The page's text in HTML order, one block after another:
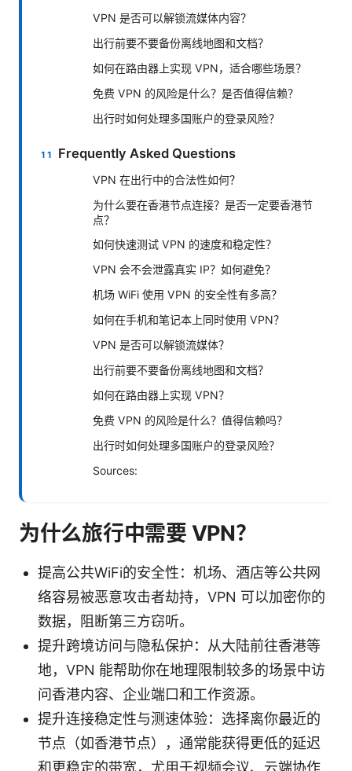
VPN 是否可以解锁流媒体内容？
出行前要不要备份离线地图和文档？
如何在路由器上实现 VPN，适合哪些场景？
免费 VPN 的风险是什么？是否值得信赖？
出行时如何处理多国账户的登录风险？
Frequently Asked Questions
VPN 在出行中的合法性如何？
为什么要在香港节点连接？是否一定要香港节
点？
如何快速测试 VPN 的速度和稳定性？
VPN 会不会泄露真实 IP？如何避免？
机场 WiFi 使用 VPN 的安全性有多高？
如何在手机和笔记本上同时使用 VPN？
VPN 是否可以解锁流媒体？
出行前要不要备份离线地图和文档？
如何在路由器上实现 VPN？
免费 VPN 的风险是什么？值得信赖吗？
出行时如何处理多国账户的登录风险？
Sources:
为什么旅行中需要 VPN？
提高公共WiFi的安全性：机场、酒店等公共网
络容易被恶意攻击者劫持，VPN 可以加密你的
数据，阻断第三方窃听。
提升跨境访问与隐私保护：从大陆前往香港等
地，VPN 能帮助你在地理限制较多的场景中访
问香港内容、企业端口和工作资源。
提升连接稳定性与测速体验：选择离你最近的
节点（如香港节点），通常能获得更低的延迟
和更稳定的带宽，尤用于视频会议、云端协作